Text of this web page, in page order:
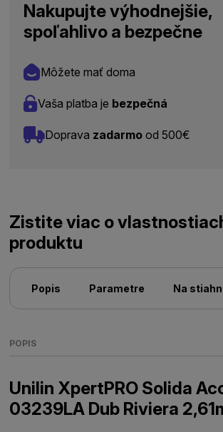
Nakupujte výhodnejšie,
spoľahlivo a bezpečne
Môžete mať doma
Vaša platba je bezpečná
Doprava zadarmo od 500€
Zistite viac o
produktu
Popis Parametre Na
POPIS
Unilin XpertPRO Solida
03239LA Dub Riviera